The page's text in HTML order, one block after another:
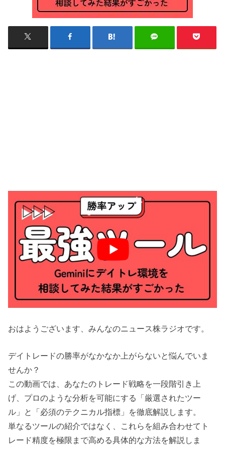
おはようございます、みんなのニュース株ラジオです。
デイトレードの勝率がなかなか上がらないと悩んでいま
せんか？
この動画では、あなたのトレード戦略を一段階引き上
げ、プロのような分析を可能にする「厳選されたツー
ル」と「必須のテクニカル指標」を徹底解説します。
単なるツールの紹介ではなく、これらを組み合わせてト
レード精度を極限まで高める具体的な方法を解説しま